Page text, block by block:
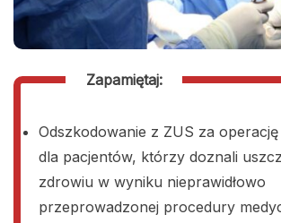
Zapamiętaj:
Odszkodowanie z ZUS za
dla pacjentów, którzy doznali
zdrowiu w wyniku nieprawidłowo
przeprowadzonej procedury